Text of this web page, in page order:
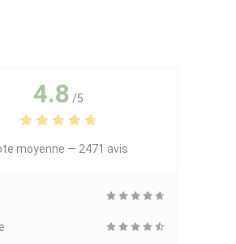
4.8 /5
moyenne — 2471 avis